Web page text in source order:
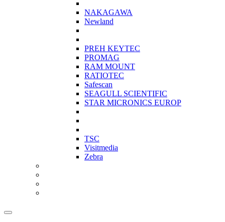
NAKAGAWA
Newland
PREH KEYTEC
PROMAG
RAM MOUNT
RATIOTEC
Safescan
SEAGULL SCIENTIFIC
STAR MICRONICS EUROP
TSC
Visitmedia
Zebra